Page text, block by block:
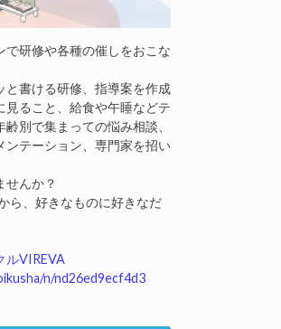
で研修や各種の催しをおこな
と書ける研修、指導案を作成
見ること、給食や午睡などテ
別で集まっての悩み相談、
ンテーション、専門家を招い
せんか？
ら、好きなものに好きなだ
ルVIREVA
n/nd26ed9ecf4d3